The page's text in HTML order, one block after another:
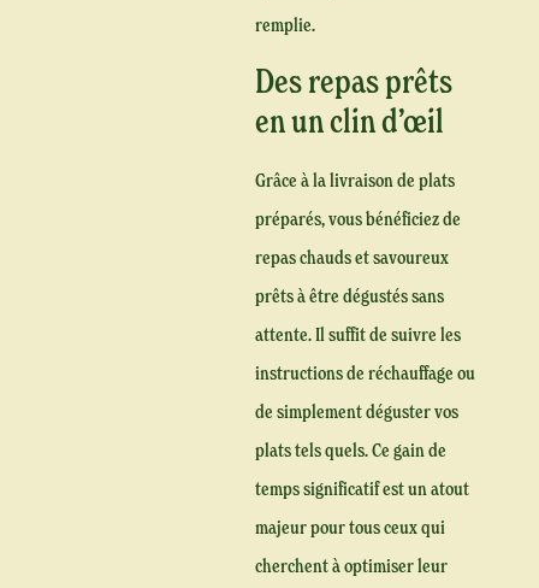
remplie.
Des repas prêts
en un clin d’œil
Grâce à la livraison de plats
préparés, vous bénéficiez de
repas chauds et savoureux
prêts à être dégustés sans
attente. Il suffit de suivre les
instructions de réchauffage ou
de simplement déguster vos
plats tels quels. Ce gain de
temps significatif est un atout
majeur pour tous ceux qui
cherchent à optimiser leur